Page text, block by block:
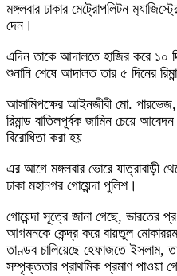
মঙ্গলবার ঢাকার মেট্রোপলিটন
দেন।
এদিন তাকে আদালতে হাজির করে ১০
শুনানি শেষে আদালত তার ৫ দিনের
আসামিপক্ষের আইনজীবী মো.
রিমান্ড বাতিলপূর্বক জামিন চেয়ে
বিরোধিতা করা হয়
এর আগে মঙ্গলবার ভোরে যাত্রাবাড়ী
ঢাকা মহানগর গোয়েন্দা পুলিশ।
গোয়েন্দা সূত্রে জানা গেছে, ভারতের
আগমনকে কেন্দ্র করে বায়তুল
তাণ্ডব চালিয়েছে হেফাজতে ইসলাম,
সম্পৃক্ততার প্রাথমিক প্রমাণ পাওয়া